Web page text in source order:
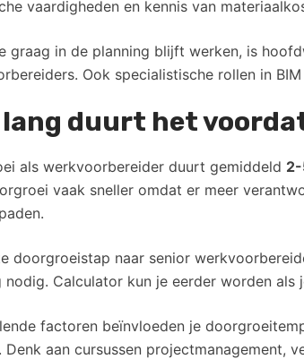
vaardigheden en kennis van
graag in de planning blijft werken, is
Ook specialistische rollen in
lang duurt het
als werkvoorbereider duurt gemiddeld
vaak sneller omdat er meer
doorgroeistap naar senior
nodig. Calculator kun je eerder worden
factoren beïnvloeden je
Denk aan cursussen projectmanagement,